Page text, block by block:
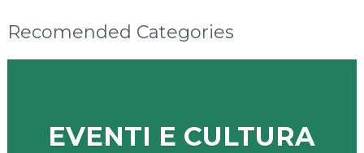
Recomended Categories
EVENTI E CULTURA